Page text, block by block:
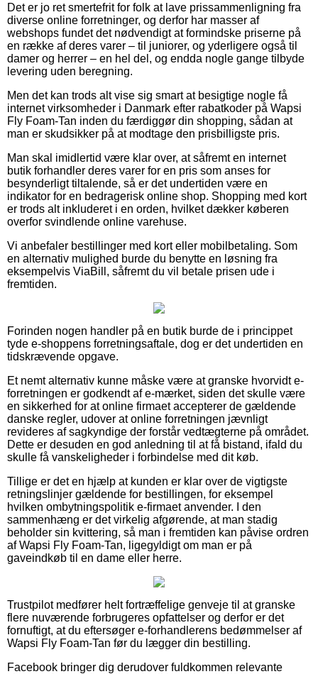
Det er jo ret smertefrit for folk at lave prissammenligning fra
diverse online forretninger, og derfor har masser af
webshops fundet det nødvendigt at formindske priserne på
en række af deres varer – til juniorer, og yderligere også til
damer og herrer – en hel del, og endda nogle gange tilbyde
levering uden beregning.
Men det kan trods alt vise sig smart at besigtige nogle få
internet virksomheder i Danmark efter rabatkoder på Wapsi
Fly Foam-Tan inden du færdiggør din shopping, sådan at
man er skudsikker på at modtage den prisbilligste pris.
Man skal imidlertid være klar over, at såfremt en internet
butik forhandler deres varer for en pris som anses for
besynderligt tiltalende, så er det undertiden være en
indikator for en bedragerisk online shop. Shopping med kort
er trods alt inkluderet i en orden, hvilket dækker køberen
overfor svindlende online varehuse.
Vi anbefaler bestillinger med kort eller mobilbetaling. Som
en alternativ mulighed burde du benytte en løsning fra
eksempelvis ViaBill, såfremt du vil betale prisen ude i
fremtiden.
Forinden nogen handler på en butik burde de i princippet
tyde e-shoppens forretningsaftale, dog er det undertiden en
tidskrævende opgave.
Et nemt alternativ kunne måske være at granske hvorvidt e-
forretningen er godkendt af e-mærket, siden det skulle være
en sikkerhed for at online firmaet accepterer de gældende
danske regler, udover at online forretningen jævnligt
revideres af sagkyndige der forstår vedtægterne på området.
Dette er desuden en god anledning til at få bistand, ifald du
skulle få vanskeligheder i forbindelse med dit køb.
Tillige er det en hjælp at kunden er klar over de vigtigste
retningslinjer gældende for bestillingen, for eksempel
hvilken ombytningspolitik e-firmaet anvender. I den
sammenhæng er det virkelig afgørende, at man stadig
beholder sin kvittering, så man i fremtiden kan påvise ordren
af Wapsi Fly Foam-Tan, ligegyldigt om man er på
gaveindkøb til en dame eller herre.
Trustpilot medfører helt fortræffelige genveje til at granske
flere nuværende forbrugeres opfattelser og derfor er det
fornuftigt, at du eftersøger e-forhandlerens bedømmelser af
Wapsi Fly Foam-Tan før du lægger din bestilling.
Facebook bringer dig derudover fuldkommen relevante